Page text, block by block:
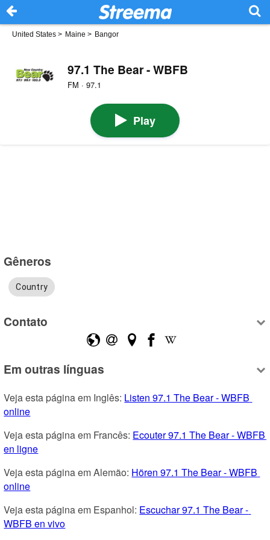
United States > Maine > Bangor
97.1 The Bear - WBFB
FM · 97.1
Play
Gêneros
Country
Contato
Em outras línguas
Veja esta página em Inglês: Listen 97.1 The Bear - WBFB
online
Veja esta página em Francês: Ecouter 97.1 The Bear - WBFB
en ligne
Veja esta página em Alemão: Hören 97.1 The Bear - WBFB
online
Veja esta página em Espanhol: Escuchar 97.1 The Bear -
WBFB en vivo